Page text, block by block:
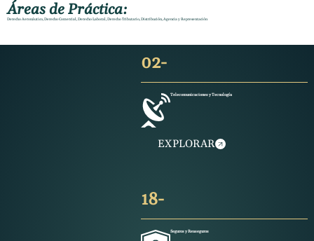
Áreas de Práctica:
Derecho Aeronáutico,Derecho Comercial,Derecho Laboral,Derecho Tributario,Distribución, Agencia y Representación
02-
Telecomunicaciones y Tecnología
EXPLORAR
18-
Seguros y Reaseguros